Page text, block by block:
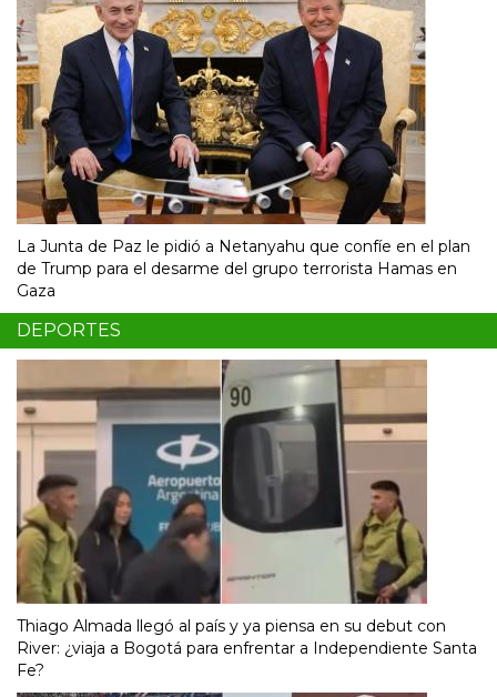
La Junta de Paz le pidió a Netanyahu que confíe en el plan
de Trump para el desarme del grupo terrorista Hamas en
Gaza
DEPORTES
Thiago Almada llegó al país y ya piensa en su debut con
River: ¿viaja a Bogotá para enfrentar a Independiente Santa
Fe?